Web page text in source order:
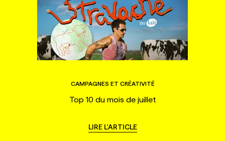
CAMPAGNES ET CRÉATIVITÉ
Top 10 du mois de juillet
LIRE L'ARTICLE